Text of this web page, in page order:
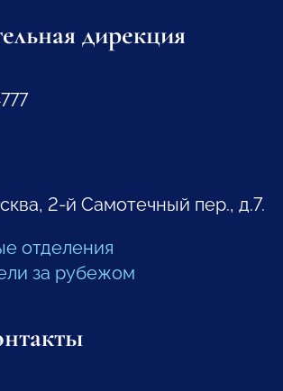
дирекция
2-й Самотечный пер., д.7.
отделения
за рубежом